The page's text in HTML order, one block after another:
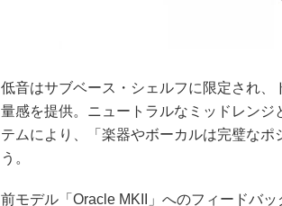
低音はサブベース・シェルフに限定され
量感を提供。ニュートラルなミッドレン
テムにより、「楽器やボーカルは完璧な
う。
前モデル「Oracle MKII」へのフィードバ